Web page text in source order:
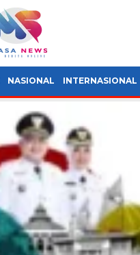
NASIONAL INTERNASIONAL